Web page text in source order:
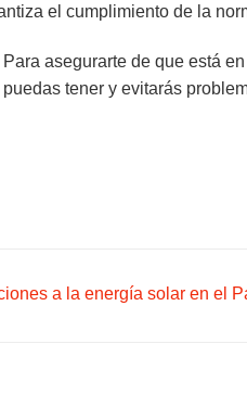
el cumplimiento de la
asegurarte de que está
tener y evitarás
a la energía solar en el